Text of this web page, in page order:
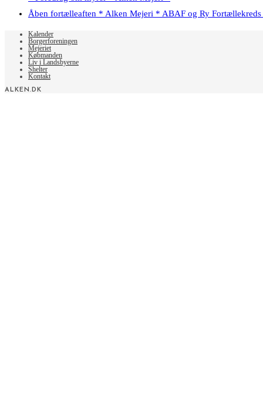
Åben fortælleaften * Alken Mejeri * ABAF og Ry Fortællekreds
Kalender
Borgerforeningen
Mejeriet
Købmanden
Liv i Landsbyerne
Shelter
Kontakt
ALKEN.DK